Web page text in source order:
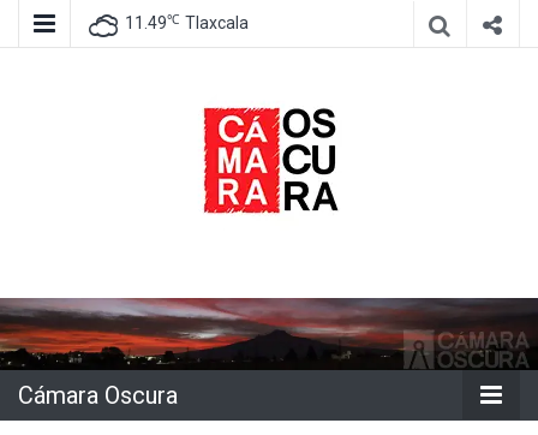
11.49℃ Tlaxcala
Cámara
Oscura
Cámara Oscura